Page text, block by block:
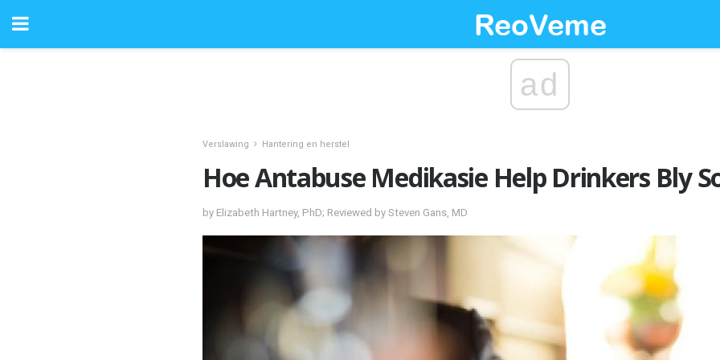
ad
Verslawing Hantering en herstel
Hoe Antabuse Medikasie Help Drinkers Bly
by Elizabeth Hartney, PhD; Reviewed by Steven Gans, MD